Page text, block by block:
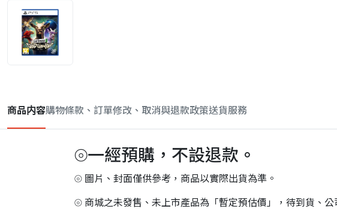
商品内容購物條款、訂單修改、取消與退款政策送貨服務
⦾一經預購，不設退款。
⦾ 圖片、封面僅供參考，商品以實際出貨為準。
⦾ 商城之未發售、未上市產品為「暫定預估價」，待到貨、